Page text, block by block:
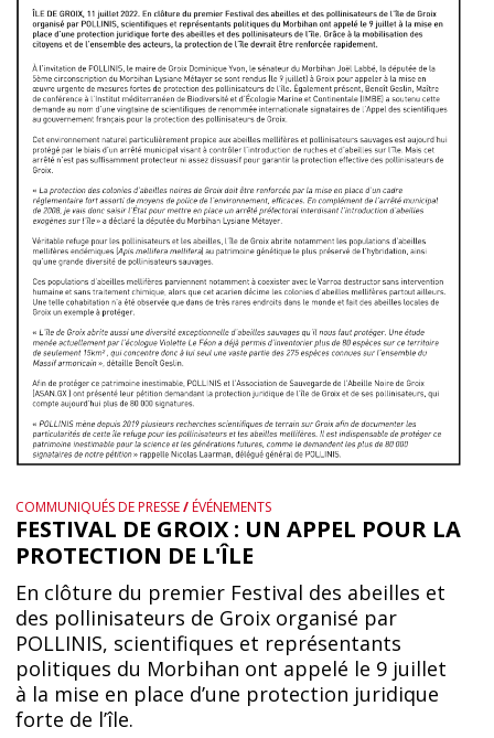
COMMUNIQUÉS DE PRESSE/ÉVÉNEMENTS
FESTIVAL DE GROIX : UN APPEL POUR LA
PROTECTION DE L'ÎLE
En clôture du premier Festival des abeilles et
des pollinisateurs de Groix organisé par
POLLINIS, scientifiques et représentants
politiques du Morbihan ont appelé le 9 juillet
à la mise en place d’une protection juridique
forte de l’île.